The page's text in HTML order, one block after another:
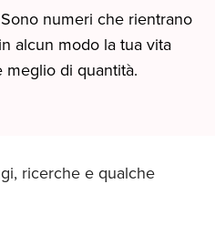
numeri che rientrano
alcun modo la tua vita
meglio di quantità.
ricerche e qualche